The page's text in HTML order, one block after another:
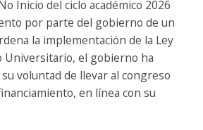
Inicio del ciclo académico 2026
por parte del gobierno de un
la implementación de la Ley
Universitario, el gobierno ha
voluntad de llevar al congreso
en línea con su